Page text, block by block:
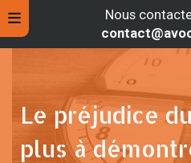
Nous
Le préjudice
plus à